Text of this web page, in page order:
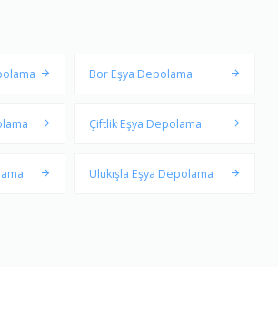
Bor Eşya Depolama
Çiftlik Eşya Depolama
Ulukışla Eşya Depolama